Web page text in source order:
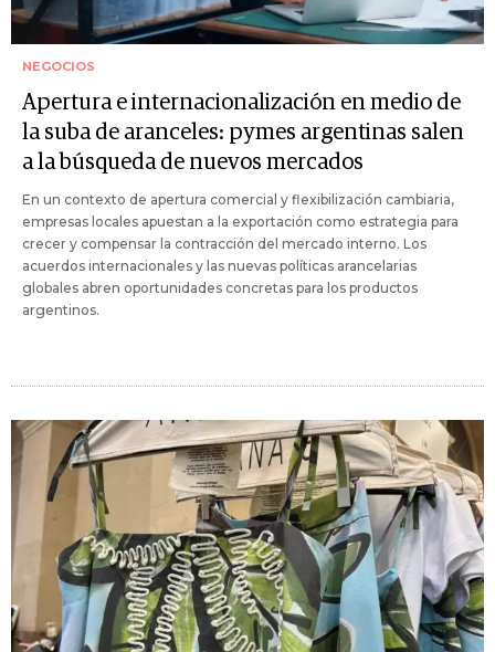
NEGOCIOS
Apertura e internacionalización en medio de
la suba de aranceles: pymes argentinas salen
a la búsqueda de nuevos mercados
En un contexto de apertura comercial y flexibilización cambiaria,
empresas locales apuestan a la exportación como estrategia para
crecer y compensar la contracción del mercado interno. Los
acuerdos internacionales y las nuevas políticas arancelarias
globales abren oportunidades concretas para los productos
argentinos.